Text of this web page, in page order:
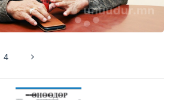
4